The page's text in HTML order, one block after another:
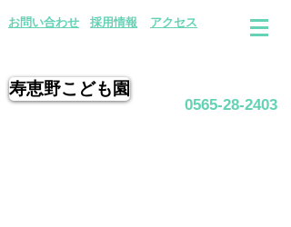
​お問い合わせ 採用情報 アクセス
寿恵野こども園
0565-28-2403